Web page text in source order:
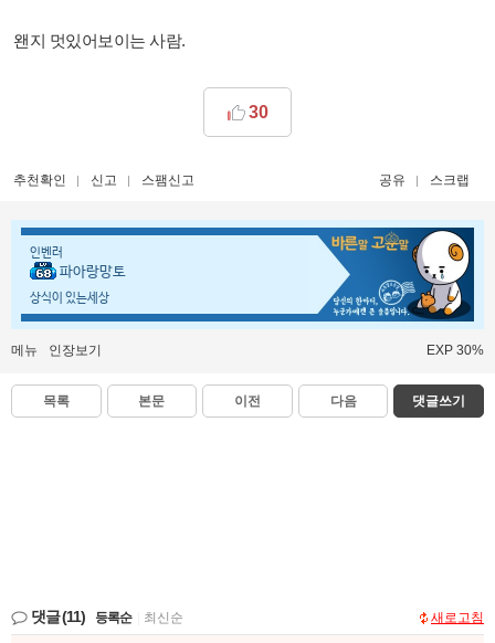
왠지 멋있어보이는 사람.
30
추천확인 신고 스팸신고 공유 스크랩
인벤러
파아랑망토
상식이 있는세상
메뉴 인장보기 EXP 30%
목록 본문 이전 다음 댓글쓰기
댓글(11) 등록순 최신순 새로고침